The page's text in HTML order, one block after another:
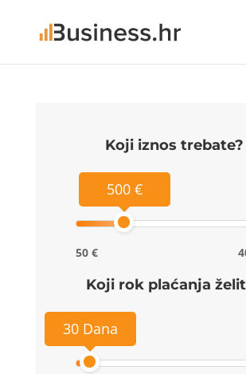
Koji iznos trebate?
500 €
50 €
Koji rok plaćanja
30 Dana